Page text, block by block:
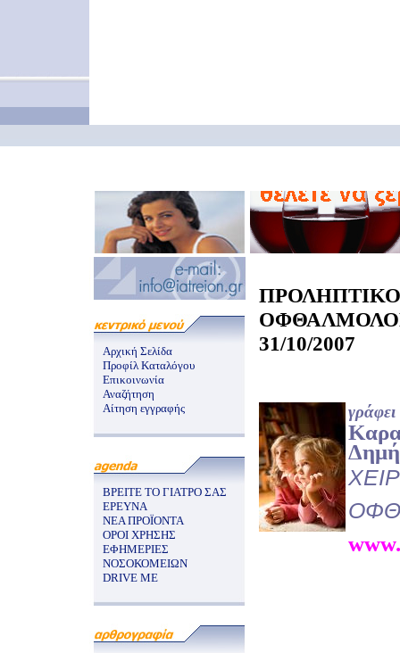
Αρχική Σελίδα
Προφίλ Καταλόγου
Επικοινωνία
Αναζήτηση
Αίτηση εγγραφής
ΒΡΕΙΤΕ ΤΟ ΓΙΑΤΡΟ ΣΑΣ
ΕΡΕΥΝΑ
ΝΕΑ ΠΡΟΪΟΝΤΑ
ΟΡΟΙ ΧΡΗΣΗΣ
ΕΦΗΜΕΡΙΕΣ
ΝΟΣΟΚΟΜΕΙΩΝ
DRIVE ME
31/10/2007
γράφει